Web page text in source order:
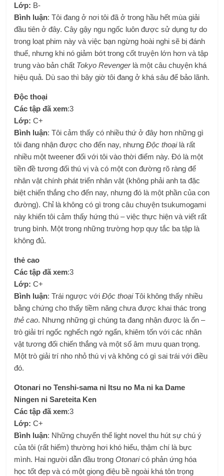
Lớp: B-
Bình luận: Tôi đang ở nơi tôi đã ở trong hầu hết mùa giải
đầu tiên ở đây. Cây gậy ngu ngốc luôn được sử dụng tự do
trong loạt phim này và việc bạn ngừng hoài nghi sẽ bị đánh
thuế, nhưng khi nó giảm bớt trong cốt truyện lớn hơn và tập
trung vào bản chất Tokyo Revengerlà một câu chuyện khá
hiệu quả. Dù sao thì bây giờ tôi đang ở khá sâu để bảo lãnh.
Độc thoại
Các tập đã xem:3
Lớp:C+
Bình luận: Tôi cảm thấy có nhiều thứ ở đây hơn những gì
tôi đang nhận được cho đến nay, nhưngĐộc thoạilà rất
nhiều một tweener đối với tôi vào thời điểm này. Đó là một
tiền đề tương đối thú vị và có một con đường rõ ràng để
nhân vật chính phát triển nhân vật (không phải anh ta đặc
biệt chiến thắng cho đến nay, nhưng đó là một phần của con
đường). Chỉ là không có gì trong câu chuyện tsukumogami
này khiến tôi cảm thấy hứng thú – việc thực hiện và viết rất
trung bình. Một trong những trường hợp quy tắc ba tập là
không đủ.
thẻ cao
Các tập đã xem:3
Lớp:C+
Bình luận: Trái ngược vớiĐộc thoạiTôi không thấy nhiều
bằng chứng cho thấy tiềm năng chưa được khai thác trong
thẻ cao. Nhưng những gì chúng ta đang nhận được là ổn –
trò giải trí ngốc nghếch ngớ ngẩn, khiêm tốn với các nhân
vật tương đối chiến thắng và một số âm mưu quan trọng.
Một trò giải trí nho nhỏ thú vị và không có gì sai trái với điều
đó.
Otonari no Tenshi-sama ni Itsu no Ma ni ka Dame
Ningen ni Sareteita Ken
Các tập đã xem:3
Lớp:C+
Bình luận: Những chuyển thể light novel thu hút sự chú ý
của tôi (rất hiếm) thường hơi khó hiểu, thậm chí là bực
mình. Hai người dẫn đầu trongOtonaricó phản ứng hóa
học tốt đẹp và có một giọng điệu bề ngoài khá tôn trọng